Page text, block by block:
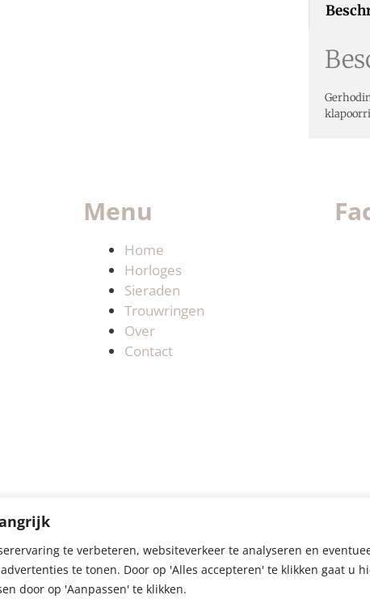
te verbeteren, websiteverkeer te analyseren en
te tonen. Door op 'Alles accepteren' te klikken gaat u
door op 'Aanpassen' te klikken.
Menu
Home
Horloges
Sieraden
Trouwringen
Over
Contact